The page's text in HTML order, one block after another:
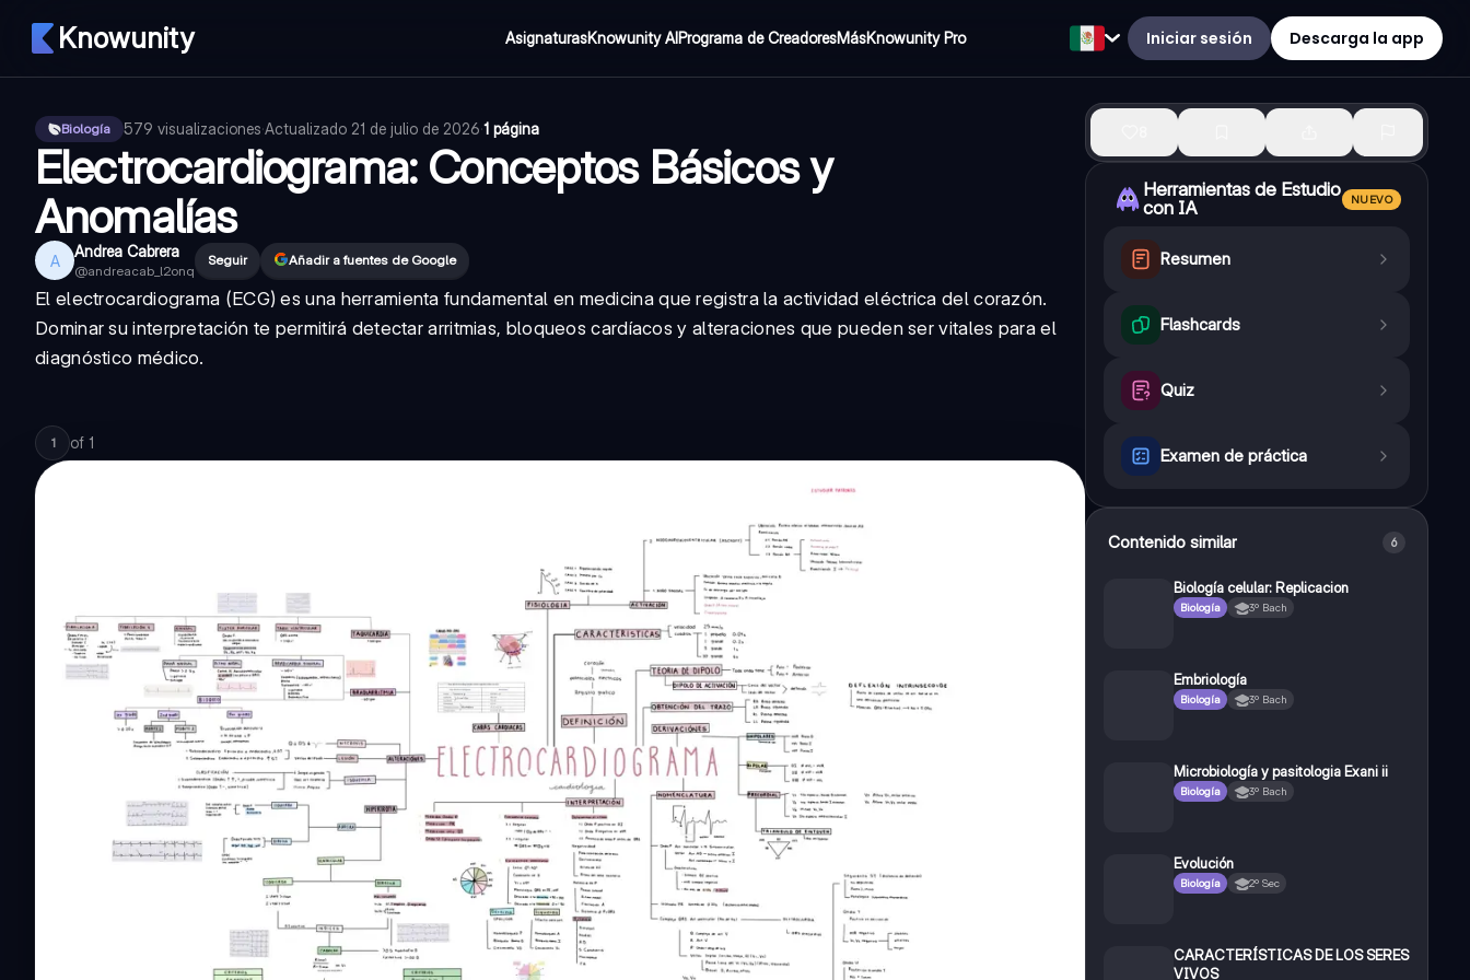
Knowunity AsignaturasKnowunity AIPrograma de CreadoresMásKnowunity Pro Iniciar sesión Descarga la app
Biología 579 visualizaciones·Actualizado 21 de julio de 2026·1 página
Electrocardiograma: Conceptos Básicos y
Anomalías
A Andrea Cabrera
@andreacab_l2onq
Seguir Añadir a fuentes de Google
El electrocardiograma (ECG) es una herramienta fundamental en medicina que registra la actividad eléctrica del corazón.
Dominar su interpretación te permitirá detectar arritmias, bloqueos cardíacos y alteraciones que pueden ser vitales para el
diagnóstico médico.
1 of 1
Herramientas de Estudio
con IA
NUEVO
Resumen
Flashcards
Quiz
Examen de práctica
Contenido similar 6
Biología celular: Replicacion
Biología 3º Bach
Embriología
Biología 3º Bach
Microbiología y pasitologia Exani ii
Biología 3º Bach
Evolución
Biología 2º Sec
CARACTERÍSTICAS DE LOS SERES
VIVOS